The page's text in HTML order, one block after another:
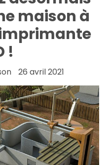
maison à
!
26 avril 2021